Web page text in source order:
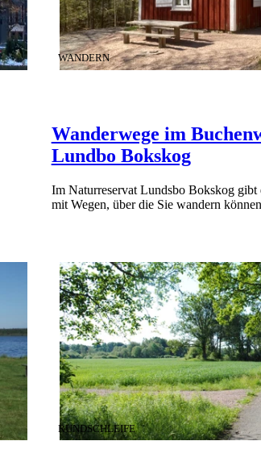
Wanderwege im
Lundbo Bokskog
KATEGORIE:
WANDERN
Im Naturreservat Lundsbo Bokskog gibt
mit Wegen, über die Sie wandern
KATEGORIE:
RUNDSCHLEIFE